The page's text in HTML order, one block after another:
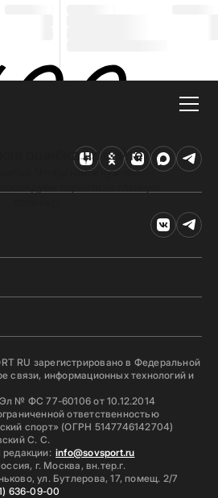
ошибка на сайте
Чтобы найти нужную
RU зарегистрировано в Федеральной
связи, информационных технологий и
№ ФС 77-60106 от 10.12.2014
ответственностью
спорт» (ОГРН 5147746142704)
С. С.
info@sovsport.ru
г. Москва, вн.тер.г.
ул. Бутлерова, 17, помещ. 2/7
636-09-00